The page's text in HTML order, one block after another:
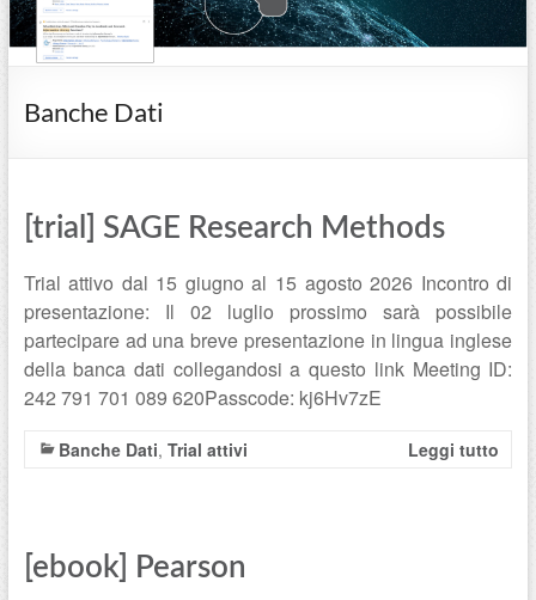
Banche Dati
[trial] SAGE Research Methods
Trial attivo dal 15 giugno al 15 agosto 2026 Incontro di
presentazione: Il 02 luglio prossimo sarà possibile
partecipare ad una breve presentazione in lingua inglese
della banca dati collegandosi a questo link Meeting ID:
242 791 701 089 620Passcode: kj6Hv7zE
Banche Dati, Trial attivi Leggi tutto
[ebook] Pearson